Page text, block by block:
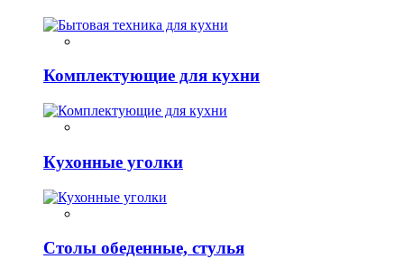
Комплектующие для кухни
Кухонные уголки
Столы обеденные, стулья